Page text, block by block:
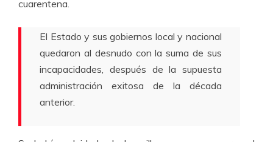
cuarentena.
El Estado y sus gobiernos local y nacional
quedaron al desnudo con la suma de sus
incapacidades, después de la supuesta
administración exitosa de la década
anterior.